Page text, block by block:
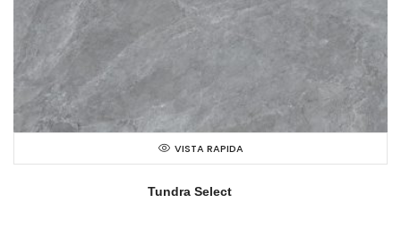
VISTA RAPIDA
Tundra Select